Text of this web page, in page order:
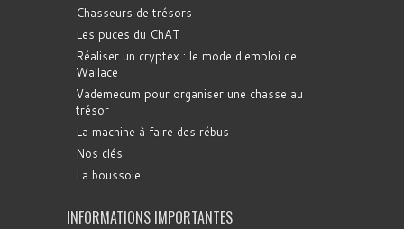
Chasseurs de trésors
Les puces du ChAT
Réaliser un cryptex : le mode d'emploi de
Wallace
Vademecum pour organiser une chasse au
trésor
La machine à faire des rébus
Nos clés
La boussole
INFORMATIONS IMPORTANTES